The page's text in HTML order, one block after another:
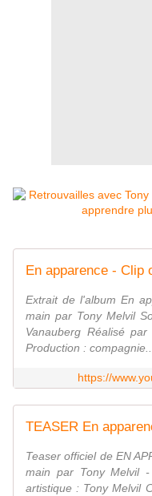
En apparence - Clip
Extrait de l'album En
main par Tony Melvil
Vanauberg Réalisé
Production : compagnie...
https://
TEASER En
Teaser officiel de EN
main par Tony Melvil -
artistique : Tony Melvil